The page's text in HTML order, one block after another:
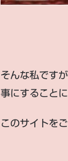
そんな私です
事にすること
このサイトを